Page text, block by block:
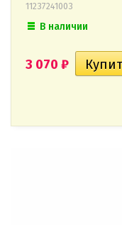
11237241003
В наличии
3 070 ₽